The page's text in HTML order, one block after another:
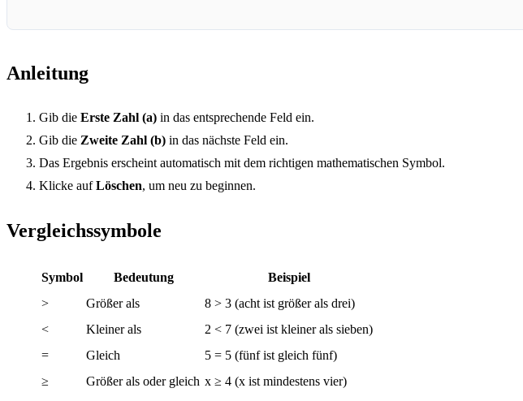
Anleitung
Gib die Erste Zahl (a) in das entsprechende Feld ein.
Gib die Zweite Zahl (b) in das nächste Feld ein.
Das Ergebnis erscheint automatisch mit dem richtigen mathematischen Symbol.
Klicke aufLöschen, um neu zu beginnen.
Vergleichssymbole
Symbol Bedeutung
Beispiel
>
Größer als
8 > 3 (acht ist größer als drei)
<
Kleiner als
2 < 7 (zwei ist kleiner als sieben)
=
Gleich
5 = 5 (fünf ist gleich fünf)
≥
Größer als oder gleich x ≥ 4 (x ist mindestens vier)